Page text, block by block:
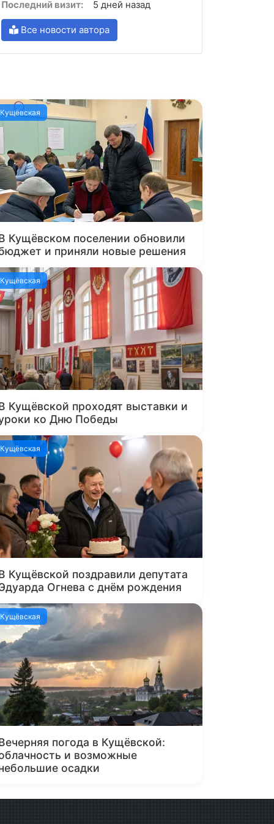
Последний визит:
5 дней назад
Все новости автора
Кущёвская
Кущёвском поселении обновили
и приняли новые решения
Кущёвская
Кущёвской проходят выставки и
ко Дню Победы
Кущёвская
Кущёвской поздравили депутата
Огнева с днём рождения
Кущёвская
погода в Кущёвской:
и возможные
осадки